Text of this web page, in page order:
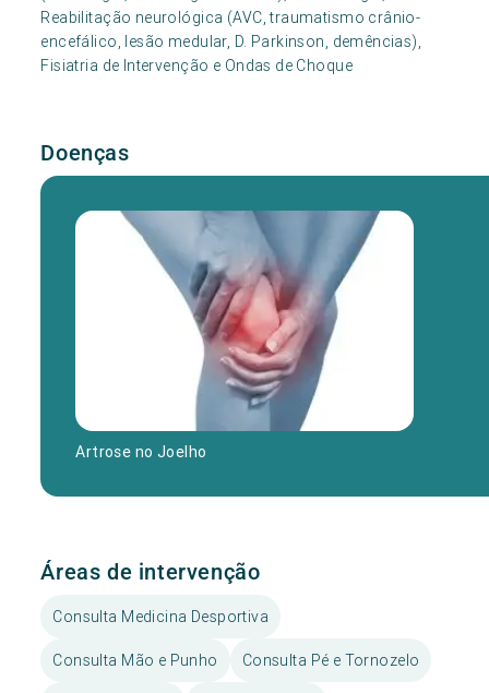
Reabilitação neurológica (AVC, traumatismo crânio-
encefálico, lesão medular, D. Parkinson, demências),
Fisiatria de Intervenção e Ondas de Choque
Doenças
Artrose no Joelho
Áreas de intervenção
Consulta Medicina Desportiva
Consulta Mão e Punho Consulta Pé e Tornozelo